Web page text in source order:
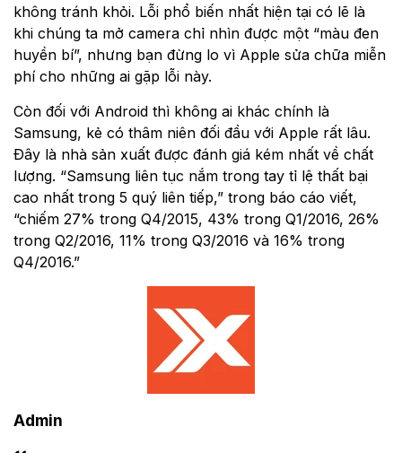
không tránh khỏi. Lỗi phổ biến nhất hiện tại có lẽ là
khi chúng ta mở camera chỉ nhìn được một “màu đen
huyền bí”, nhưng bạn đừng lo vì Apple sửa chữa miễn
phí cho những ai gặp lỗi này.
Còn đối với Android thì không ai khác chính là
Samsung, kẻ có thâm niên đối đầu với Apple rất lâu.
Đây là nhà sản xuất được đánh giá kém nhất về chất
lượng. “Samsung liên tục nắm trong tay tỉ lệ thất bại
cao nhất trong 5 quý liên tiếp,” trong báo cáo viết,
“chiếm 27% trong Q4/2015, 43% trong Q1/2016, 26%
trong Q2/2016, 11% trong Q3/2016 và 16% trong
Q4/2016.”
Admin